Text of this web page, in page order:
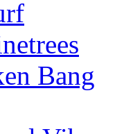
Bang